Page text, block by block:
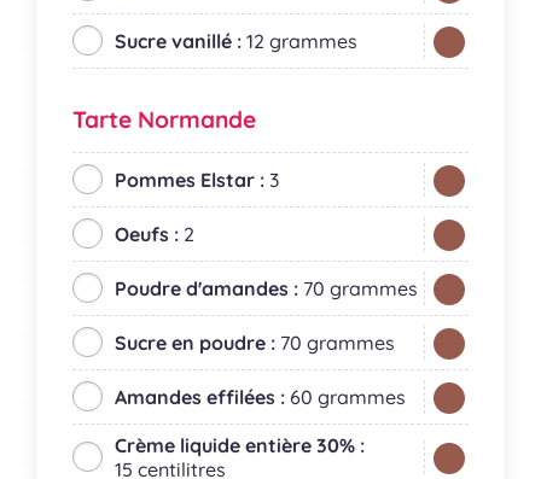
Sucre vanillé : 12 grammes
Tarte Normande
Pommes Elstar : 3
Oeufs : 2
Poudre d'amandes : 70 grammes
Sucre en poudre : 70 grammes
Amandes effilées : 60 grammes
Crème liquide entière 30% :
15 centilitres